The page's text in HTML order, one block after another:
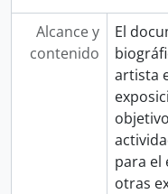
Alcance y
contenido
El
artista
para el
otras